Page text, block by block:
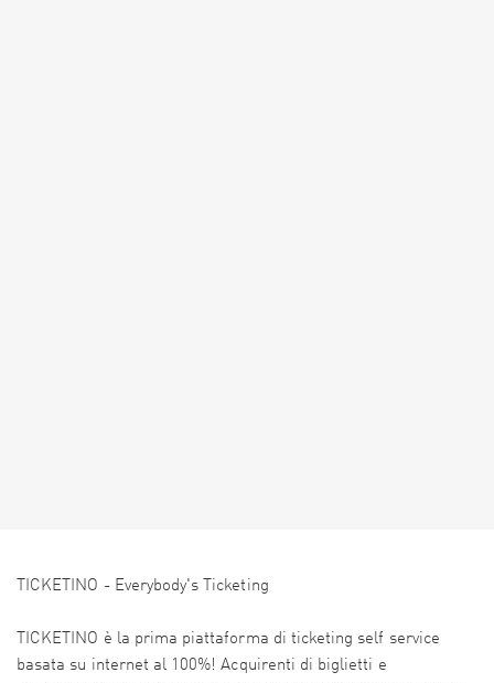
TICKETINO - Everybody's Ticketing
TICKETINO è la prima piattaforma di ticketing self service
basata su internet al 100%! Acquirenti di biglietti e